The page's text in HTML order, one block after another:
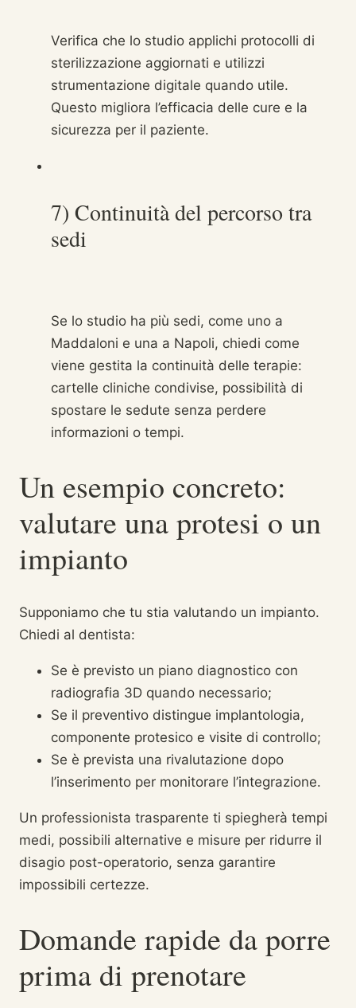
Verifica che lo studio applichi protocolli di
sterilizzazione aggiornati e utilizzi
strumentazione digitale quando utile.
Questo migliora l’efficacia delle cure e la
sicurezza per il paziente.
7) Continuità del percorso tra
sedi
Se lo studio ha più sedi, come uno a
Maddaloni e una a Napoli, chiedi come
viene gestita la continuità delle terapie:
cartelle cliniche condivise, possibilità di
spostare le sedute senza perdere
informazioni o tempi.
Un esempio concreto:
valutare una protesi o un
impianto
Supponiamo che tu stia valutando un impianto.
Chiedi al dentista:
Se è previsto un piano diagnostico con
radiografia 3D quando necessario;
Se il preventivo distingue implantologia,
componente protesico e visite di controllo;
Se è prevista una rivalutazione dopo
l’inserimento per monitorare l’integrazione.
Un professionista trasparente ti spiegherà tempi
medi, possibili alternative e misure per ridurre il
disagio post-operatorio, senza garantire
impossibili certezze.
Domande rapide da porre
prima di prenotare